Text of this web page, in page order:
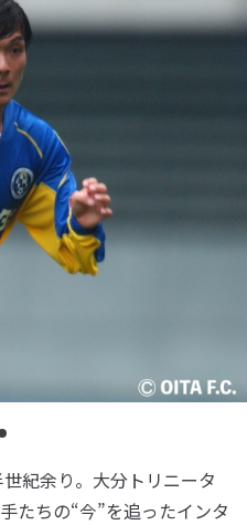
紀余り。大分トリニータ
たちの“今”を追ったインタ